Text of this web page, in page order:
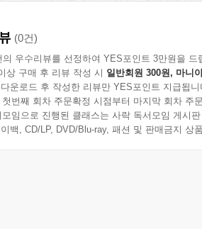
지고 있다.
어떻게 시작해야 할지 갈피를 잡기 어려운
학원 전공자, 인접 학문 분야와 관련 분
학의 전체 지형도를 볼 수 있게 친절한 개
(0건)
의 우수리뷰를 선정하여 YES포인트 3만원을 드
상 구매 후 리뷰 작성 시 일반회원 300원, 마니
운로드 후 작성한 리뷰만 YES포인트 지급됩니
첫번째 회차 주문확정 시점부터 마지막 회차 주
임으로 진행된 클래스는 사락 독서모임 게시
백, CD/LP, DVD/Blu-ray, 패션 및 판매금지 상